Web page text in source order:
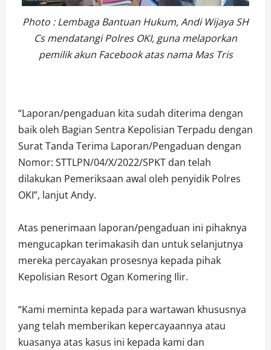
Photo : Lembaga Bantuan Hukum, Andi Wijaya SH
Cs mendatangi Polres OKI, guna melaporkan
pemilik akun Facebook atas nama Mas Tris
“Laporan/pengaduan kita sudah diterima dengan
baik oleh Bagian Sentra Kepolisian Terpadu dengan
Surat Tanda Terima Laporan/Pengaduan dengan
Nomor: STTLPN/04/X/2022/SPKT dan telah
dilakukan Pemeriksaan awal oleh penyidik Polres
OKI”, lanjut Andy.
Atas penerimaan laporan/pengaduan ini pihaknya
mengucapkan terimakasih dan untuk selanjutnya
mereka percayakan prosesnya kepada pihak
Kepolisian Resort Ogan Komering Ilir.
“Kami meminta kepada para wartawan khususnya
yang telah memberikan kepercayaannya atau
kuasanya atas kasus ini kepada kami dan